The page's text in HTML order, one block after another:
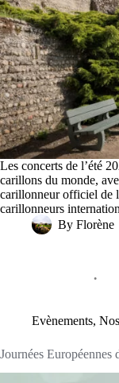
Les concerts de l’été
carillons du monde,
carillonneur officiel de
carillonneurs
By Florène
Evènements,
Journées Européennes